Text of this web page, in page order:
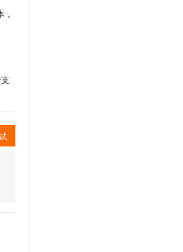
个数字员工
服务更出色。